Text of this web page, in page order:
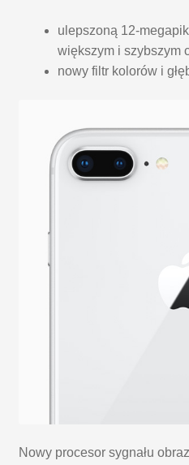
ulepszoną 12-
większym i szybszym
nowy filtr kolorów i
Nowy procesor sygnału